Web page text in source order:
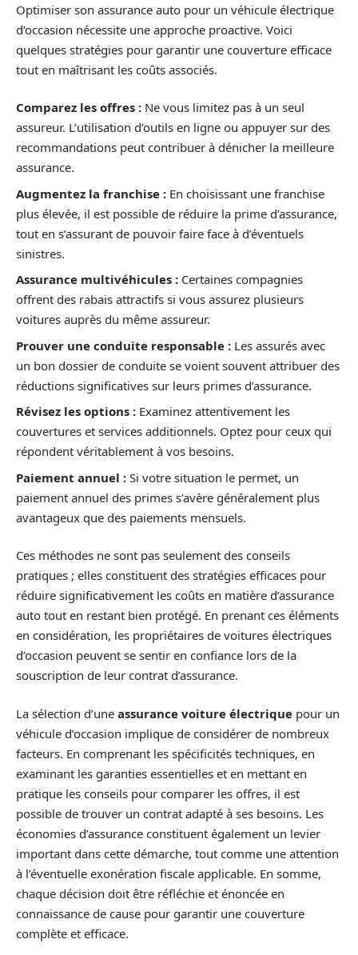
Optimiser son assurance auto pour un véhicule électrique
d’occasion nécessite une approche proactive. Voici
quelques stratégies pour garantir une couverture efficace
tout en maîtrisant les coûts associés.
Comparez les offres : Ne vous limitez pas à un seul
assureur. L’utilisation d’outils en ligne ou appuyer sur des
recommandations peut contribuer à dénicher la meilleure
assurance.
Augmentez la franchise : En choisissant une franchise
plus élevée, il est possible de réduire la prime d’assurance,
tout en s’assurant de pouvoir faire face à d’éventuels
sinistres.
Assurance multivéhicules : Certaines compagnies
offrent des rabais attractifs si vous assurez plusieurs
voitures auprès du même assureur.
Prouver une conduite responsable : Les assurés avec
un bon dossier de conduite se voient souvent attribuer des
réductions significatives sur leurs primes d’assurance.
Révisez les options : Examinez attentivement les
couvertures et services additionnels. Optez pour ceux qui
répondent véritablement à vos besoins.
Paiement annuel : Si votre situation le permet, un
paiement annuel des primes s’avère généralement plus
avantageux que des paiements mensuels.
Ces méthodes ne sont pas seulement des conseils
pratiques ; elles constituent des stratégies efficaces pour
réduire significativement les coûts en matière d’assurance
auto tout en restant bien protégé. En prenant ces éléments
en considération, les propriétaires de voitures électriques
d’occasion peuvent se sentir en confiance lors de la
souscription de leur contrat d’assurance.
La sélection d’une assurance voiture électrique pour un
véhicule d’occasion implique de considérer de nombreux
facteurs. En comprenant les spécificités techniques, en
examinant les garanties essentielles et en mettant en
pratique les conseils pour comparer les offres, il est
possible de trouver un contrat adapté à ses besoins. Les
économies d’assurance constituent également un levier
important dans cette démarche, tout comme une attention
à l’éventuelle exonération fiscale applicable. En somme,
chaque décision doit être réfléchie et énoncée en
connaissance de cause pour garantir une couverture
complète et efficace.